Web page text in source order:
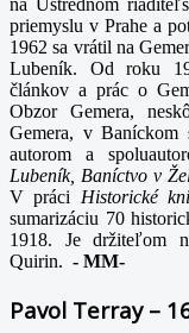
na Ústrednom
priemyslu v Prahe a
1962 sa vrátil na
Lubeník. Od roku
článkov a prác o
Obzor Gemera,
Gemera, v Baníckom
autorom a
Lubeník, Baníctvo v
V práci Historické
sumarizáciu 70
1918. Je držiteľom
Quirin. - MM-
Pavol Terray –